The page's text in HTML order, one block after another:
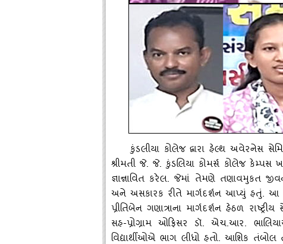
કુંડલીયા કોલેજ દ્વારા હેલ્‍થ અવેરનેસ
શ્રીમતી જે. જે. કુંડલિયા કોમર્સ કોલેજ
જ્ઞાન્નાવિત કરેલ. જેમાં તેમણે તણાવમુકત
અને અસકારક રીતે માર્ગદર્શન આપ્‍યું હતું. આ
પ્રીતિબેન ગણાત્રાના માર્ગદર્શન હેઠળ
સહ-પ્રોગ્રામ ઓફિસર ડૉ. એચ.આર.
વિદ્યાર્થીઓએ ભાગ લીધો હતો. આશિક તંબોલ